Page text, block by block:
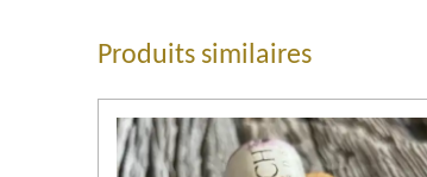
Produits similaires